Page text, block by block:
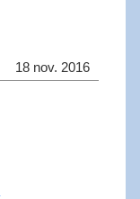
18 nov. 2016